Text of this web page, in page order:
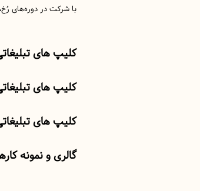
با شرکت در دوره‌های رُخ،
کلیپ های
کلیپ های
کلیپ های
گالری و نمونه